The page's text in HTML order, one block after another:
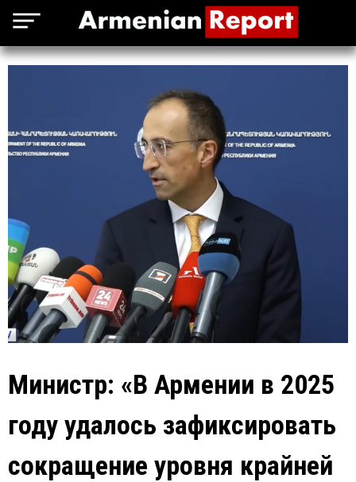
Министр: «В Армении в 2025
году удалось зафиксировать
сокращение уровня крайней